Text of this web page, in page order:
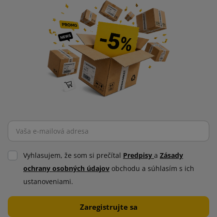
Tlačiarne samolepiacich štítkov umožňujú tlač štítkov v
rôznych formátoch a veľkostiach. Rýchlosť a efektívnosť sú
kľúčom k automatizovanému procesu označovania.
Tlačiarne štítkov zefektívňujú proces predaja a expedície
prostredníctvom integrácie so systémami riadenia skladu.
Priame prepojenie s databázou automatizuje tieto úlohy, čím
sa výrazne urýchľuje každodenná práca.
Kartónové regály
Kartónové regály sa vyznačujú modulárnou konštrukciou,
ktorá umožňuje rýchlo a intuitívne konfigurovať veľkosť podľa
potrieb. Sú ideálnym riešením na skladovanie kozmetiky,
oblečenia, čistiacich prostriedkov alebo iných produktov.
Kartónové regály sú ľahké, vďaka čomu sa dajú ľahko
Vyhlasujem, že som si prečítal Predpisy a Zásady
ochrany osobných údajov obchodu a súhlasím s ich
ustanoveniami.